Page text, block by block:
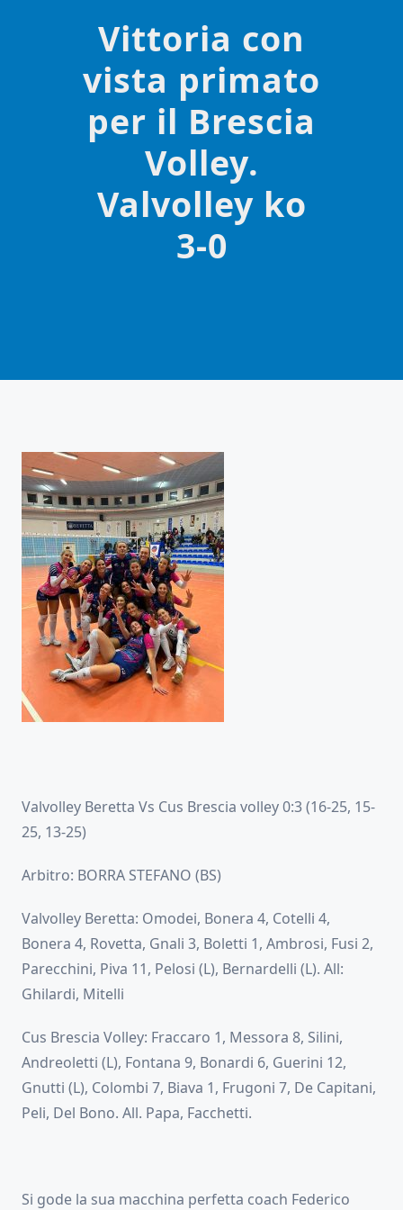
Vittoria con
vista primato
per il Brescia
Volley.
Valvolley ko
3-0
Valvolley Beretta Vs Cus Brescia volley 0:3 (16-25, 15-
25, 13-25)
Arbitro: BORRA STEFANO (BS)
Valvolley Beretta: Omodei, Bonera 4, Cotelli 4,
Bonera 4, Rovetta, Gnali 3, Boletti 1, Ambrosi, Fusi 2,
Parecchini, Piva 11, Pelosi (L), Bernardelli (L). All:
Ghilardi, Mitelli
Cus Brescia Volley: Fraccaro 1, Messora 8, Silini,
Andreoletti (L), Fontana 9, Bonardi 6, Guerini 12,
Gnutti (L), Colombi 7, Biava 1, Frugoni 7, De Capitani,
Peli, Del Bono. All. Papa, Facchetti.
Si gode la sua macchina perfetta coach Federico